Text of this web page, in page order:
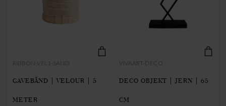
RIBBON-VEL1-SAND
GAVEBÅND | VELOUR | 5
METER
VIVAART-DECO
DECO OBJEKT | JERN | 65
CM